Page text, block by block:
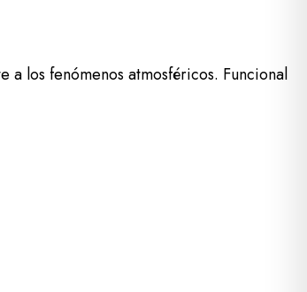
los fenómenos atmosféricos. Funcional